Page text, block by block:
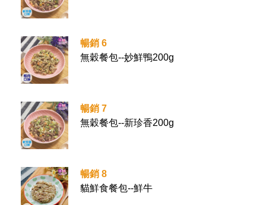
暢銷 6
無穀餐包--妙鮮鴨200g
暢銷 7
無穀餐包--新珍香200g
暢銷 8
貓鮮食餐包--鮮牛